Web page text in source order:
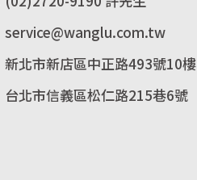
service@wanglu.com.tw
新北市新店區中正路493號10樓
台北市信義區松仁路215巷6號